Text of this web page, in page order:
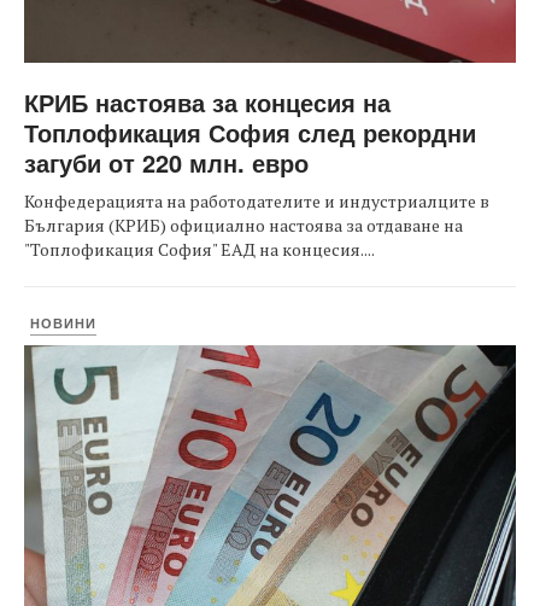
КРИБ настоява за концесия на
Топлофикация София след рекордни
загуби от 220 млн. евро
Конфедерацията на работодателите и индустриалците в
България (КРИБ) официално настоява за отдаване на
"Топлофикация София" ЕАД на концесия....
НОВИНИ